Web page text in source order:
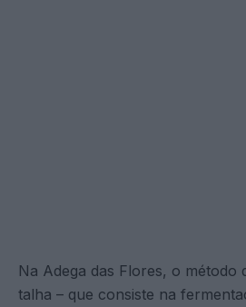
Na Adega das Flores, o método
talha – que consiste na